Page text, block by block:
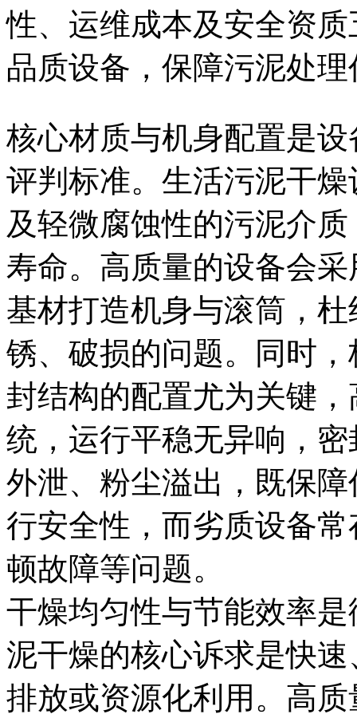
性、运维成本及安全资
品质设备，保障污泥处
核心材质与机身配置是
评判标准。生活污泥干
及轻微腐蚀性的污泥介
寿命。高质量的设备会
基材打造机身与滚筒，
锈、破损的问题。同时
封结构的配置尤为关键
统，运行平稳无异响，
外泄、粉尘溢出，既保
行安全性，而劣质设备
顿故障等问题。
干燥均匀性与节能效率
泥干燥的核心诉求是快
排放或资源化利用。高